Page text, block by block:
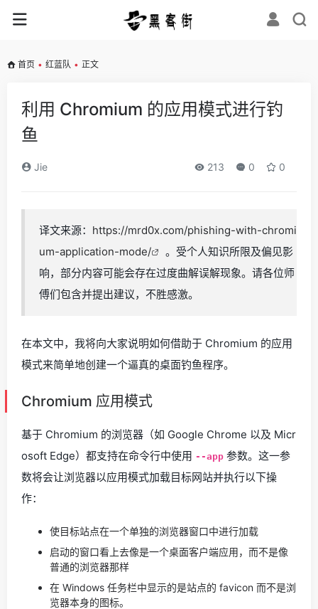
首页 • 红蓝队 • 正文
利用 Chromium 的应用模式进行钓
鱼
Jie 213 0 0
译文来源： https://mrd0x.com/phishing-with-chromi
um-application-mode/
。受个人知识所限及偏见影
响，部分内容可能会存在过度曲解误解现象。请各位师
傅们包含并提出建议，不胜感激。
在本文中，我将向大家说明如何借助于 Chromium 的应用
模式来简单地创建一个逼真的桌面钓鱼程序。
Chromium 应用模式
基于 Chromium 的浏览器（如 Google Chrome 以及 Micr
osoft Edge）都支持在命令行中使用 --app 参数。这一参
数将会让浏览器以应用模式加载目标网站并执行以下操
作：
使目标站点在一个单独的浏览器窗口中进行加载
启动的窗口看上去像是一个桌面客户端应用，而不是像
普通的浏览器那样
在 Windows 任务栏中显示的是站点的 favicon 而不是浏
览器本身的图标。